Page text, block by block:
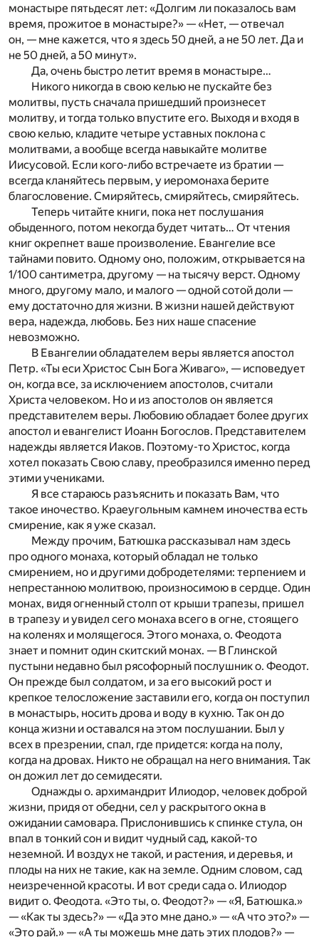
монастыре пятьдесят лет: «Долгим ли показалось вам
время, прожитое в монастыре?» — «Нет, — отвечал
он, — мне кажется, что я здесь 50 дней, а не 50 лет. Да и
не 50 дней, а 50 минут».
Да, очень быстро летит время в монастыре…
Никого никогда в свою келью не пускайте без
молитвы, пусть сначала пришедший произнесет
молитву, и тогда только впустите его. Выходя и входя в
свою келью, кладите четыре уставных поклона с
молитвами, а вообще всегда навыкайте молитве
Иисусовой. Если кого-либо встречаете из братии —
всегда кланяйтесь первым, у иеромонаха берите
благословение. Смиряйтесь, смиряйтесь, смиряйтесь.
Теперь читайте книги, пока нет послушания
обыденного, потом некогда будет читать… От чтения
книг окрепнет ваше произволение. Евангелие все
тайнами повито. Одному оно, положим, открывается на
1/100 сантиметра, другому — на тысячу верст. Одному
много, другому мало, и малого — одной сотой доли —
ему достаточно для жизни. В жизни нашей действуют
вера, надежда, любовь. Без них наше спасение
невозможно.
В Евангелии обладателем веры является апостол
Петр. «Ты еси Христос Сын Бога Живаго», — исповедует
он, когда все, за исключением апостолов, считали
Христа человеком. Но и из апостолов он является
представителем веры. Любовию обладает более других
апостол и евангелист Иоанн Богослов. Представителем
надежды является Иаков. Поэтому-то Христос, когда
хотел показать Свою славу, преобразился именно перед
этими учениками.
Я все стараюсь разъяснить и показать Вам, что
такое иночество. Краеугольным камнем иночества есть
смирение, как я уже сказал.
Между прочим, Батюшка рассказывал нам здесь
про одного монаха, который обладал не только
смирением, но и другими добродетелями: терпением и
непрестанною молитвою, произносимою в сердце. Один
монах, видя огненный столп от крыши трапезы, пришел
в трапезу и увидел сего монаха всего в огне, стоящего
на коленях и молящегося. Этого монаха, о. Феодота
знает и помнит один скитский монах. — В Глинской
пустыни недавно был рясофорный послушник о. Феодот.
Он прежде был солдатом, и за его высокий рост и
крепкое телосложение заставили его, когда он поступил
в монастырь, носить дрова и воду в кухню. Так он до
конца жизни и оставался на этом послушании. Был у
всех в презрении, спал, где придется: когда на полу,
когда на дровах. Никто не обращал на него внимания. Так
он дожил лет до семидесяти.
Однажды о. архимандрит Илиодор, человек доброй
жизни, придя от обедни, сел у раскрытого окна в
ожидании самовара. Прислонившись к спинке стула, он
впал в тонкий сон и видит чудный сад, какой-то
неземной. И воздух не такой, и растения, и деревья, и
плоды на них не такие, как на земле. Одним словом, сад
неизреченной красоты. И вот среди сада о. Илиодор
видит о. Феодота. «Это ты, о. Феодот?» — «Я, Батюшка.»
— «Как ты здесь?» — «Да это мне дано.» — «А что это?» —
«Это рай.» — «А ты можешь мне дать этих плодов?» —